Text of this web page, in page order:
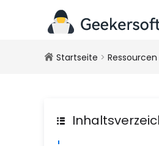
Startseite > Ressourcen